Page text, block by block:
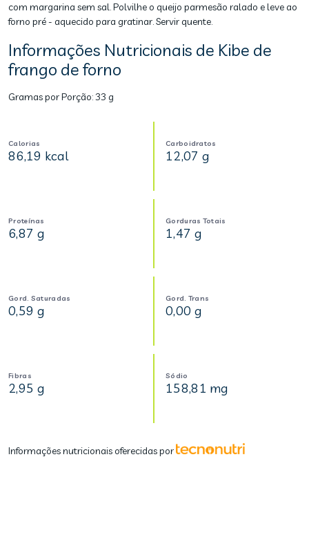
com margarina sem sal. Polvilhe o queijo parmesão ralado e leve ao
forno pré - aquecido para gratinar. Servir quente.
Informações Nutricionais de Kibe de
frango de forno
Gramas por Porção:33 g
Calorias
86,19 kcal
Carboidratos
12,07 g
Proteínas
6,87 g
Gorduras Totais
1,47 g
Gord. Saturadas
0,59 g
Gord. Trans
0,00 g
Fibras
2,95 g
Sódio
158,81 mg
Informações nutricionais oferecidas por